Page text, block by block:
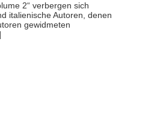
2“ verbergen sich
italienische Autoren, denen
gewidmeten